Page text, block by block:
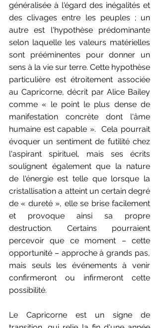
généralisée à l'égard des inégalités et
des clivages entre les peuples ; un
autre est l'hypothèse prédominante
selon laquelle les valeurs matérielles
sont prééminentes pour donner un
sens à la vie sur terre. Cette hypothèse
particulière est étroitement associée
au Capricorne, décrit par Alice Bailey
comme « le point le plus dense de
manifestation concrète dont l'âme
humaine est capable ».  Cela pourrait
évoquer un sentiment de futilité chez
l'aspirant spirituel, mais ses écrits
soulignent également que la nature
de l'énergie est telle que lorsque la
cristallisation a atteint un certain degré
de « dureté », elle se brise facilement
et provoque ainsi sa propre
destruction. Certains pourraient
percevoir que ce moment – cette
opportunité – approche à grands pas,
mais seuls les événements à venir
confirmeront ou infirmeront cette
possibilité.
Le Capricorne est un signe de